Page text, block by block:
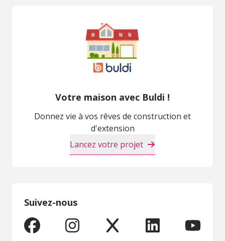
Votre maison avec Buldi !
Donnez vie à vos rêves de construction et
d'extension
Lancez votre projet
Suivez-nous